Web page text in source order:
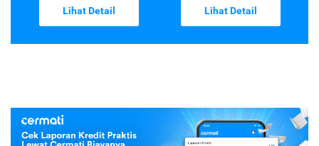
Lihat Detail Lihat Detail